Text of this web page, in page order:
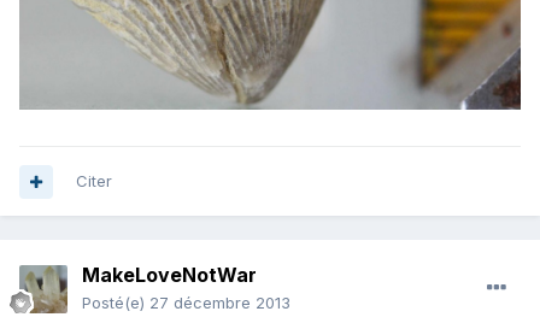
Citer
MakeLoveNotWar
Posté(e) 27 décembre 2013